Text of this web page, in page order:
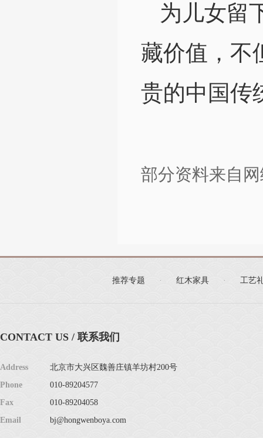
为儿女留
藏价值，不
贵的中国传
部分资料来自
推荐专题 · 红木家具 · 工艺
CONTACT US / 联系我们
Address
北京市大兴区魏善庄镇羊坊村200号
Phone
010-89204577
Fax
010-89204058
Email
bj@hongwenboya.com